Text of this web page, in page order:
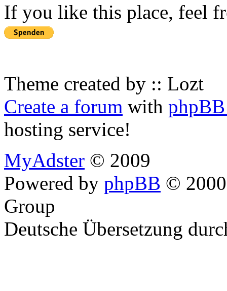
If you like this place, feel
Theme created by :: Lozt
Create a forum with
hosting service!
MyAdster © 2009
Powered by phpBB ©
Group
Deutsche Übersetzung